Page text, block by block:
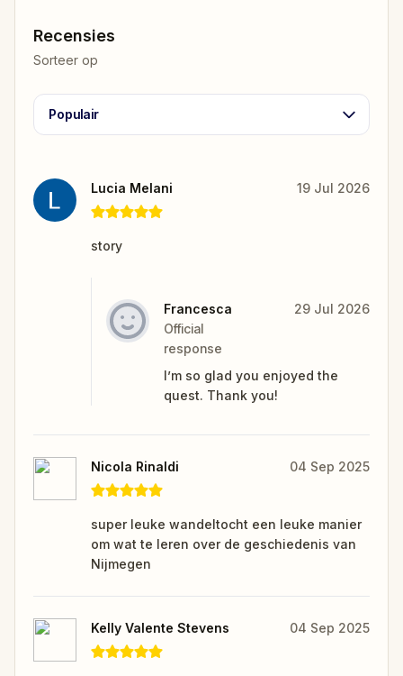
Recensies
Sorteer op
Populair
Lucia Melani 19 Jul 2026
story
Francesca
Official
response
29 Jul 2026
I’m so glad you enjoyed the
quest. Thank you!
Nicola Rinaldi 04 Sep 2025
super leuke wandeltocht een leuke manier
om wat te leren over de geschiedenis van
Nijmegen
Kelly Valente Stevens 04 Sep 2025